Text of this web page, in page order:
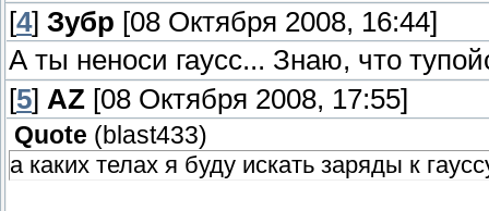
[4] Зубр [08 Октября 2008, 16:44]
А ты неноси гаусс... Знаю, что
[5] AZ [08 Октября 2008, 17:55]
Quote (blast433)
а каких телах я буду искать заряды к